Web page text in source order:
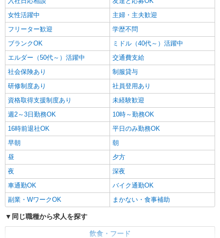
アルバイト
すき家 18号長野北尾張部店
すき家の店舗スタッフ（接客・調理・清掃な
時給1,180円 ※22:00〜翌5:00：時給1,475円 ※
高校生時給1,100円 ※早朝手当（5:00〜9:00）時給
長野県長野市大字北尾張部257
キープ 詳細を見る
アルバイト パート
すき家 18号長野北尾張部店
すき家の店舗スタッフ（接客・調理・清掃な
時給1,475円
長野県長野市大字北尾張部257
キープ 詳細を見る
アルバイト パート
女性活躍中
主婦・主夫歓迎
フリーター歓迎
学歴不問
ブランクOK
ミドル（40代～）活躍中
エルダー（50代～）活躍中
交通費支給
社会保険あり
制服貸与
研修制度あり
社員登用あり
資格取得支援制度あり
未経験歓迎
週2～3日勤務OK
10時～勤務OK
16時前退社OK
平日のみ勤務OK
早朝
朝
昼
夕方
夜
深夜
車通勤OK
バイク通勤OK
副業・WワークOK
まかない・食事補助
同じ職種から求人を探す
飲食・フード